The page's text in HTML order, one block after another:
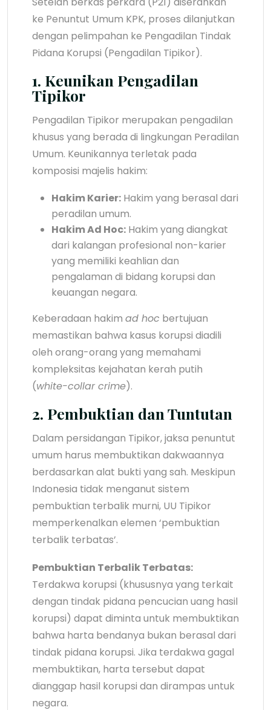
ke Penuntut Umum KPK, proses dilanjutkan
dengan pelimpahan ke Pengadilan Tindak
Pidana Korupsi (Pengadilan Tipikor).
1. Keunikan Pengadilan
Tipikor
Pengadilan Tipikor merupakan pengadilan
khusus yang berada di lingkungan Peradilan
Umum. Keunikannya terletak pada
komposisi majelis hakim:
Hakim Karier: Hakim yang berasal dari
peradilan umum.
Hakim Ad Hoc: Hakim yang diangkat
dari kalangan profesional non-karier
yang memiliki keahlian dan
pengalaman di bidang korupsi dan
keuangan negara.
Keberadaan hakim ad hoc bertujuan
memastikan bahwa kasus korupsi diadili
oleh orang-orang yang memahami
kompleksitas kejahatan kerah putih
(white-collar crime).
2. Pembuktian dan Tuntutan
Dalam persidangan Tipikor, jaksa penuntut
umum harus membuktikan dakwaannya
berdasarkan alat bukti yang sah. Meskipun
Indonesia tidak menganut sistem
pembuktian terbalik murni, UU Tipikor
memperkenalkan elemen ‘pembuktian
terbalik terbatas’.
Pembuktian Terbalik Terbatas:
Terdakwa korupsi (khususnya yang terkait
dengan tindak pidana pencucian uang hasil
korupsi) dapat diminta untuk membuktikan
bahwa harta bendanya bukan berasal dari
tindak pidana korupsi. Jika terdakwa gagal
membuktikan, harta tersebut dapat
dianggap hasil korupsi dan dirampas untuk
negara.